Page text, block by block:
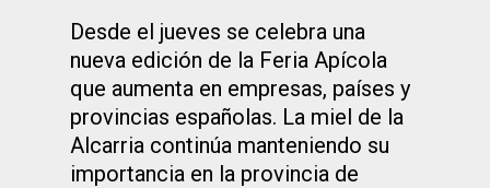
Desde el jueves se celebra una
nueva edición de la Feria Apícola
que aumenta en empresas, países y
provincias españolas. La miel de la
Alcarria continúa manteniendo su
importancia en la provincia de